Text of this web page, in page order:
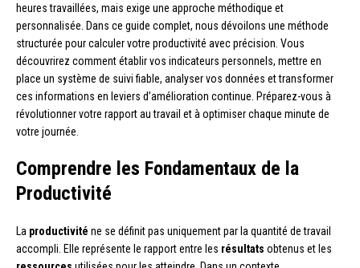
heures travaillées, mais exige une approche méthodique et
personnalisée. Dans ce guide complet, nous dévoilons une méthode
structurée pour calculer votre productivité avec précision. Vous
découvrirez comment établir vos indicateurs personnels, mettre en
place un système de suivi fiable, analyser vos données et transformer
ces informations en leviers d’amélioration continue. Préparez-vous à
révolutionner votre rapport au travail et à optimiser chaque minute de
votre journée.
Comprendre les Fondamentaux de la
Productivité
La productivité ne se définit pas uniquement par la quantité de travail
accompli. Elle représente le rapport entre les résultats obtenus et les